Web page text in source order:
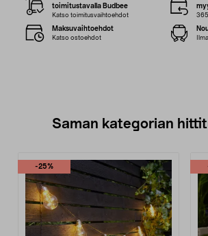
toimitustavalla Budbee
Katso toimitusvaihtoehdot
Maksuvaihtoehdot
Katso ostoehdot
Saman kategorian
-25%